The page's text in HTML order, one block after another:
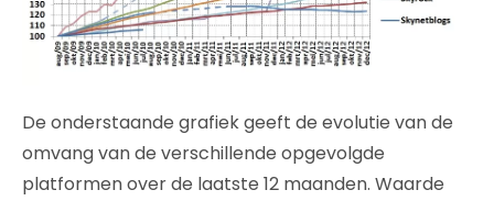
De onderstaande grafiek geeft de evolutie van de
omvang van de verschillende opgevolgde
platformen over de laatste 12 maanden. Waarde